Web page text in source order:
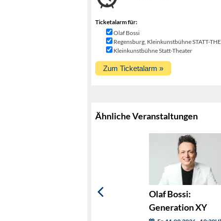
Ticketalarm für:
Olaf Bossi
Regensburg, Kleinkunstbühne STATT-
Kleinkunstbühne Statt-Theater
Ähnliche Veranstaltungen
Olaf Bossi:
Generation XY